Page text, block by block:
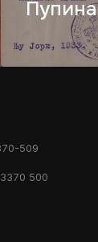
Пупина
509
500